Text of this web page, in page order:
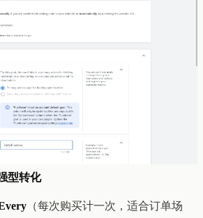
型转化
（每次购买计一次，适合订单场